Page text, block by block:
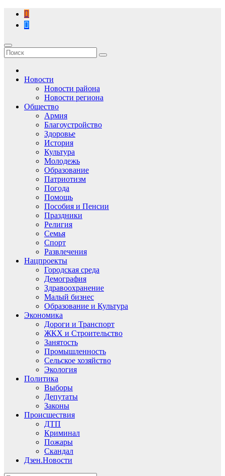
Перейти
содержимому
Новости
Новости района
Новости региона
Общество
Армия
Благоустройство
Здоровье
История
Культура
Молодежь
Образование
Патриотизм
Погода
Помощь
Пособия и Пенсии
Праздники
Религия
Семья
Спорт
Развлечения
Нацпроекты
Городская среда
Демография
Здравоохранение
Малый бизнес
Образование и Культура
Экономика
Дороги и Транспорт
ЖКХ и Строительство
Занятость
Промышленность
Сельское хозяйство
Экология
Политика
Выборы
Депутаты
Законы
Происшествия
ДТП
Криминал
Пожары
Скандал
Дзен.Новости